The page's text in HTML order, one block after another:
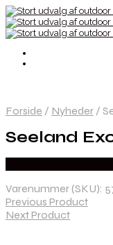
Forside / Nyheder /
Seeland
Varenummer (SKU):
Previous Product
Next Product